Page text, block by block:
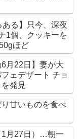
ある】只今、深夜
1個、クッキーを
ほど
6月22日】妻が大
ェデザート チョ
発見
甘いものを食べ
1月27日）…朝一